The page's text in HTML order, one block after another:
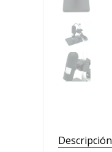
Descripción